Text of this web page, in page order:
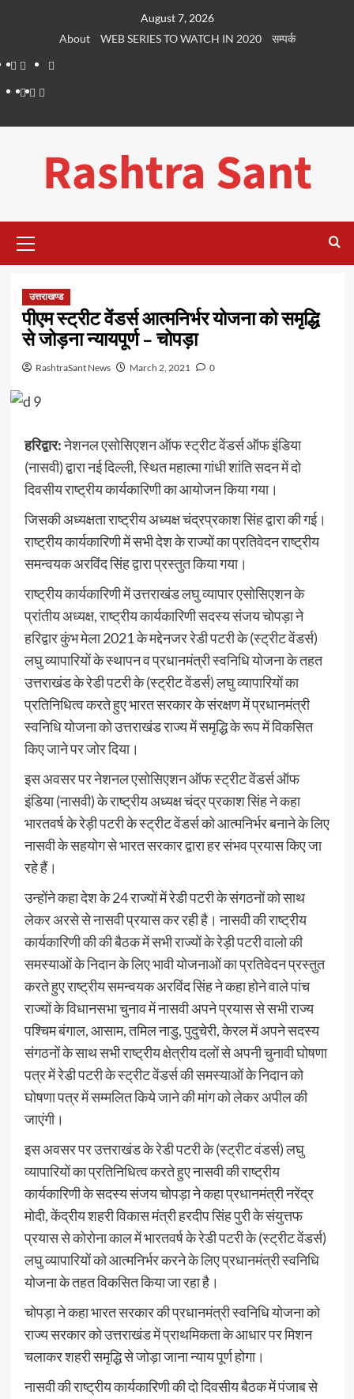
August 7, 2026
About
WEB SERIES TO WATCH IN 2020
सम्पर्क
About
WEB
SERIES
Dehradun
LifePlaces
सम्पर्क
Rashtra Sant
Menu
उत्तराखण्ड
पीएम स्ट्रीट वेंडर्स आत्मनिर्भर योजना को समृद्धि
से जोड़ना न्यायपूर्ण – चोपड़ा
RashtraSant News March 2, 2021 0
हरिद्वार:नेशनल एसोसिएशन ऑफ स्ट्रीट वेंडर्स ऑफ इंडिया
(नासवी) द्वारा नई दिल्ली, स्थित महात्मा गांधी शांति सदन में दो
दिवसीय राष्ट्रीय कार्यकारिणी का आयोजन किया गया।
जिसकी अध्यक्षता राष्ट्रीय अध्यक्ष चंद्रप्रकाश सिंह द्वारा की गई।
राष्ट्रीय कार्यकारिणी में सभी देश के राज्यों का प्रतिवेदन राष्ट्रीय
समन्वयक अरविंद सिंह द्वारा प्रस्तुत किया गया।
राष्ट्रीय कार्यकारिणी में उत्तराखंड लघु व्यापार एसोसिएशन के
प्रांतीय अध्यक्ष, राष्ट्रीय कार्यकारिणी सदस्य संजय चोपड़ा ने
हरिद्वार कुंभ मेला 2021 के मद्देनजर रेडी पटरी के (स्ट्रीट वेंडर्स)
लघु व्यापारियों के स्थापन व प्रधानमंत्री स्वनिधि योजना के तहत
उत्तराखंड के रेडी पटरी के (स्ट्रीट वेंडर्स) लघु व्यापारियों का
प्रतिनिधित्व करते हुए भारत सरकार के संरक्षण में प्रधानमंत्री
स्वनिधि योजना को उत्तराखंड राज्य में समृद्धि के रूप में विकसित
किए जाने पर जोर दिया।
इस अवसर पर नेशनल एसोसिएशन ऑफ स्ट्रीट वेंडर्स ऑफ
इंडिया (नासवी) के राष्ट्रीय अध्यक्ष चंद्र प्रकाश सिंह ने कहा
भारतवर्ष के रेड़ी पटरी के स्ट्रीट वेंडर्स को आत्मनिर्भर बनाने के लिए
नासवी के सहयोग से भारत सरकार द्वारा हर संभव प्रयास किए जा
रहे हैं।
उन्होंने कहा देश के 24 राज्यों में रेडी पटरी के संगठनों को साथ
लेकर अरसे से नासवी प्रयास कर रही है। नासवी की राष्ट्रीय
कार्यकारिणी की की बैठक में सभी राज्यों के रेड़ी पटरी वालो की
समस्याओं के निदान के लिए भावी योजनाओं का प्रतिवेदन प्रस्तुत
करते हुए राष्ट्रीय समन्वयक अरविंद सिंह ने कहा होने वाले पांच
राज्यों के विधानसभा चुनाव में नासवी अपने प्रयास से सभी राज्य
पश्चिम बंगाल, आसाम, तमिल नाडु, पुदुचेरी, केरल में अपने सदस्य
संगठनों के साथ सभी राष्ट्रीय क्षेत्रीय दलों से अपनी चुनावी घोषणा
पत्र में रेडी पटरी के स्ट्रीट वेंडर्स की समस्याओं के निदान को
घोषणा पत्र में सम्मलित किये जाने की मांग को लेकर अपील की
जाएंगी।
इस अवसर पर उत्तराखंड के रेडी पटरी के (स्ट्रीट वंडर्स) लघु
व्यापारियों का प्रतिनिधित्व करते हुए नासवी की राष्ट्रीय
कार्यकारिणी के सदस्य संजय चोपड़ा ने कहा प्रधानमंत्री नरेंद्र
मोदी, केंद्रीय शहरी विकास मंत्री हरदीप सिंह पुरी के संयुत्तफ
प्रयास से कोरोना काल में भारतवर्ष के रेडी पटरी के (स्ट्रीट वेंडर्स)
लघु व्यापारियों को आत्मनिर्भर करने के लिए प्रधानमंत्री स्वनिधि
योजना के तहत विकसित किया जा रहा है।
चोपड़ा ने कहा भारत सरकार की प्रधानमंत्री स्वनिधि योजना को
राज्य सरकार को उत्तराखंड में प्राथमिकता के आधार पर मिशन
चलाकर शहरी समृद्धि से जोड़ा जाना न्याय पूर्ण होगा।
नासवी की राष्ट्रीय कार्यकारिणी की दो दिवसीय बैठक में पंजाब से